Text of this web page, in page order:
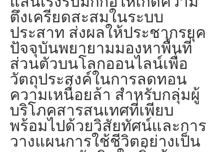
ตึงเครียดสะสมในระบบ
ประสาท ส่งผลให้ประชากรยุค
ปัจจุบันพยายามมองหาพื้นที่
ส่วนตัวบนโลกออนไลน์เพื่อ
วัตถุประสงค์ในการลดทอน
ความเหนื่อยล้า สำหรับกลุ่มผู้
บริโภคสารสนเทศที่เพียบ
พร้อมไปด้วยวิสัยทัศน์และการ
วางแผนการใช้ชีวิตอย่างเป็น